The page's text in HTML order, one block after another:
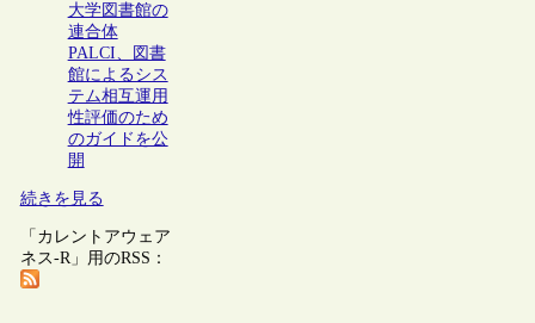
大学図書館の
連合体
PALCI、図書
館によるシス
テム相互運用
性評価のため
のガイドを公
開
続きを見る
「カレントアウェア
ネス-R」用のRSS：